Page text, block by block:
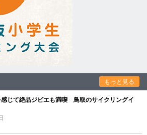
もっと見る
感じて絶品ジビエも満喫 鳥取のサイクリングイ